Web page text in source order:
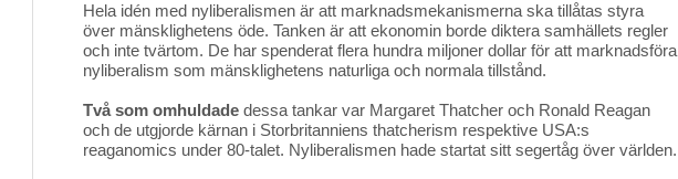
Hela idén med nyliberalismen är att marknadsmekanismerna ska tillåtas styra
över mänsklighetens öde. Tanken är att ekonomin borde diktera samhällets regler
och inte tvärtom. De har spenderat flera hundra miljoner dollar för att marknadsföra
nyliberalism som mänsklighetens naturliga och normala tillstånd.
Två som omhuldade dessa tankar var Margaret Thatcher och Ronald Reagan
och de utgjorde kärnan i Storbritanniens thatcherism respektive USA:s
reaganomics under 80-talet. Nyliberalismen hade startat sitt segertåg över världen.